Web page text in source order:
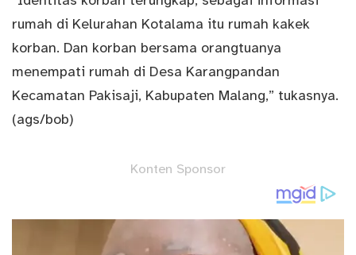
rumah di Kelurahan Kotalama itu rumah kakek
korban. Dan korban bersama orangtuanya
menempati rumah di Desa Karangpandan
Kecamatan Pakisaji, Kabupaten Malang,” tukasnya.
(ags/bob)
Konten Sponsor